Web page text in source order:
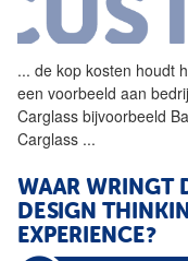
... de kop kosten houdt
een voorbeeld aan
Carglass bijvoorbeeld
Carglass ...
WAAR WRINGT
DESIGN
EXPERIENCE?